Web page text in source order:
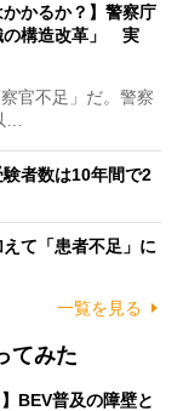
かかるか？】警察庁
の構造改革」 実
官不足」だ。警察
…
験者数は10年間で2
て「患者不足」に
一覧を見る
てみた
BEV普及の障壁と